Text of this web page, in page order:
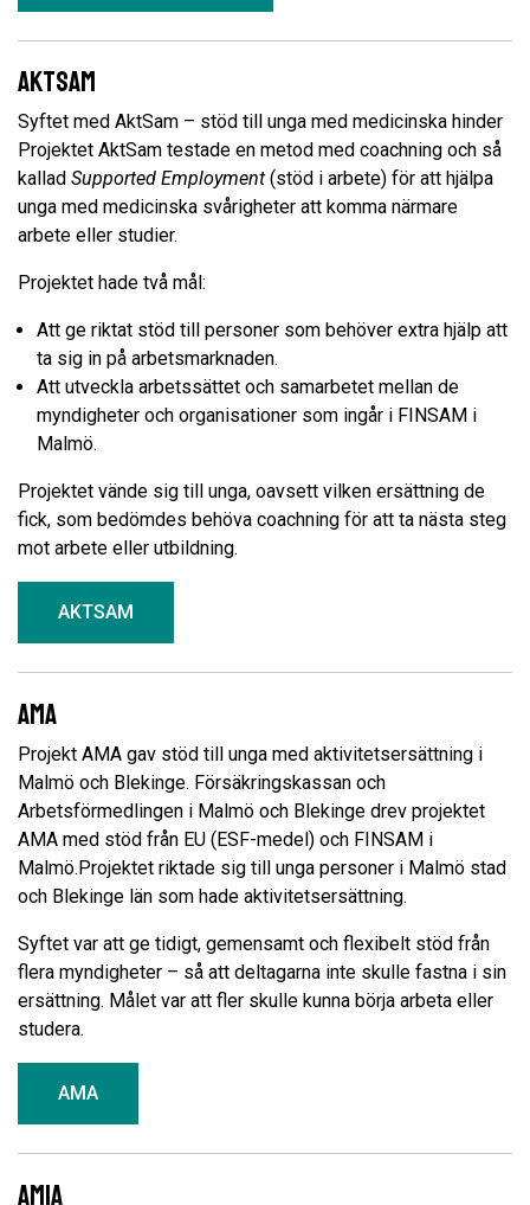
Aktsam
Syftet med AktSam – stöd till unga med medicinska hinder
Projektet AktSam testade en metod med coachning och så
kallad Supported Employment(stöd i arbete) för att hjälpa
unga med medicinska svårigheter att komma närmare
arbete eller studier.
Projektet hade två mål:
Att ge riktat stöd till personer som behöver extra hjälp att
ta sig in på arbetsmarknaden.
Att utveckla arbetssättet och samarbetet mellan de
myndigheter och organisationer som ingår i FINSAM i
Malmö.
Projektet vände sig till unga, oavsett vilken ersättning de
fick, som bedömdes behöva coachning för att ta nästa steg
mot arbete eller utbildning.
AKTSAM
AMA
Projekt AMA gav stöd till unga med aktivitetsersättning i
Malmö och Blekinge. Försäkringskassan och
Arbetsförmedlingen i Malmö och Blekinge drev projektet
AMA med stöd från EU (ESF-medel) och FINSAM i
Malmö.Projektet riktade sig till unga personer i Malmö stad
och Blekinge län som hade aktivitetsersättning.
Syftet var att ge tidigt, gemensamt och flexibelt stöd från
flera myndigheter – så att deltagarna inte skulle fastna i sin
ersättning. Målet var att fler skulle kunna börja arbeta eller
studera.
AMA
AmiA